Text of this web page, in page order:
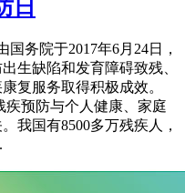
日
务院于2017年6月24日，
生缺陷和发育障碍致残、
复服务取得积极成效。
预防与个人健康、家庭
我国有8500多万残疾人，